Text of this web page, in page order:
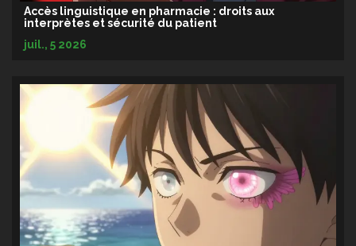
Accès linguistique en pharmacie : droits aux
interprètes et sécurité du patient
juil., 5 2026